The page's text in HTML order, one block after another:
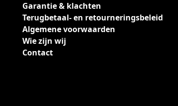
Garantie & klachten
Terugbetaal- en retourneringsbeleid
Algemene voorwaarden
Wie zijn wij
Contact